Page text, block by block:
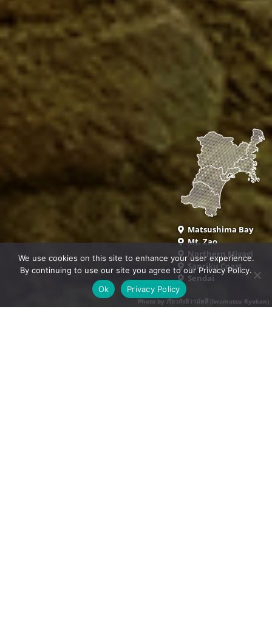
Matsushima Bay
Mt. Zao
Northern Miyagi
Sanriku Coast
Sendai
Photo by เรียวกังอิวามัตสึ (Iwamatsu Ryokan)
We use cookies on this site to enhance your user experience.
By continuing to use our site you agree to our Privacy Policy.
Ok
Privacy Policy